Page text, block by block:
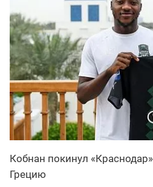
Кобнан покинул
Грецию